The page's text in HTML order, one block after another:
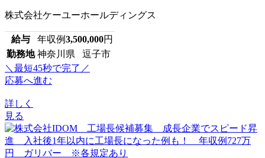
株式会社ケーユーホールディングス
給与 年収例3,500,000円
勤務地 神奈川県 逗子市
＼最短45秒で完了／
応募へ進む
詳しく
見る